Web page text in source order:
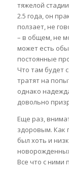
тяжелой
2.5 года, он
ползает, не
– в общем, не
может есть
постоянные
Что там будет
тратят на
однако
довольно
Еще раз,
здоровым. Как
был хоть и
Все что с